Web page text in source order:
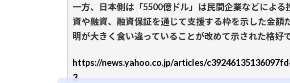
一方、日本側は「5500億ドル」は民間企業などによる
資や融資、融資保証を通じて支援する枠を示した金額
明が大きく食い違っていることが改めて示された格好で
https://news.yahoo.co.jp/articles/
3